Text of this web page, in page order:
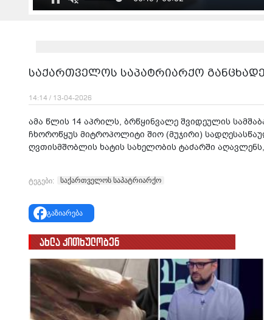
საქართველოს საპატრიარქო
14:14 / 13-04-2026
ამა წლის 14 აპრილს, ბრწყინვალე შვიდეულის
ჩხოროწყუს მიტროპოლიტი შიო (მუჯირი)
ღვთისმშობლის ხატის სახელობის ტაძარში
ტეგები: საქართველოს საპატრიარქო
გაზიარება
ახლა კითხულობენ